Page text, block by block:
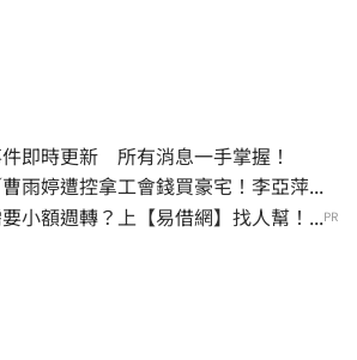
即時更新 所有消息一手掌握！
雨婷遭控拿工會錢買豪宅！李亞萍...
小額週轉？上【易借網】找人幫！...PR